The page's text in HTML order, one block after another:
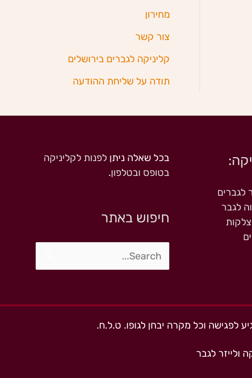
מחירון
צור קשר
קליניקה לגברים בירושלים
תודה על שליחת ההודעה
לגברים
לגבר
בכל שאלה ניתן לפנות לקליניקה
בטופס ובטלפון.
חיפוש באתר
Search
for:
לפגישה וכל מקרה יבחן לגופו. ט.ל.ח.
ולייזר לגבר